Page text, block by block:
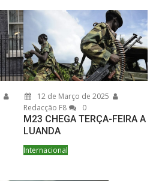
12 de Março de 2025
Redacção F8
0
M23 CHEGA TERÇA-FEIRA A
LUANDA
Internacional